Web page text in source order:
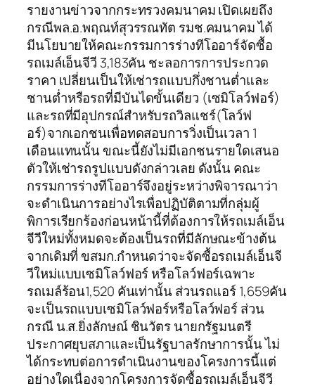
รายงานข่าวจากกระทรวงคมนาคม เปิดเผยถึง
กรณีพล.อ.พฤณท์สุวรรณทัต รมช.คมนาคม ได้
มีนโยบายให้คณะกรรมการร่างทีโออาร์จัดซื้อ
รถเมล์เอ็นจีวี 3,183คัน ชะลอการการประกวด
ราคา เปลี่ยนเป็นให้เช่ารถแบบกึ่งชานต่ำและ
ชานต่ำหรือรถที่มีบันไดขั้นเดียว (เซมิโลว์ฟอร์)
และรถที่มีอุปกรณ์สำหรับรถวิลแชร์(โลว์ฟ
อร์)จากเอกชนเพื่อทดสอบการวิ่งเป็นเวลา 1
เดือนแทนนั้น ขณะนี้ยังไม่มีเอกชนรายใดเสนอ
ตัวให้เช่ารถรูปแบบดังกล่าวเลย ดังนั้น คณะ
กรรมการร่างทีโออาร์จึงอยู่ระหว่างพิจารณาว่า
จะดำเนินการอย่างไรเพื่อปฏิบัติตามที่กลุ่มผู้
พิการเรียกร้องก่อนหน้านี้ที่ต้องการให้รถเมล์เอ็น
จีวีใหม่ทั้งหมดจะต้องเป็นรถที่มีลักษณะข้างต้น
จากเดิมที่ ขสมก.กำหนดว่าจะจัดซื้อรถเมล์เอ็นจี
วีใหม่แบบเซมิโลว์ฟอร์ หรือโลว์ฟอร์เฉพาะ
รถเมล์ร้อน1,520 คันเท่านั้น ส่วนรถแอร์ 1,659คัน
จะเป็นรถแบบเซมิโลว์ฟอร์หรือโลว์ฟอร์ ส่วน
กรณี น.ส.ยิ่งลักษณ์ ชินวัตร นายกรัฐมนตรี
ประกาศยุบสภาและเป็นรัฐบาลรักษาการนั้น ไม่
ได้กระทบต่อการดำเนินงานของโครงการนี้แต่
อย่างใดเนื่องจากโครงการจัดซื้อรถเมล์เอ็นจีวี